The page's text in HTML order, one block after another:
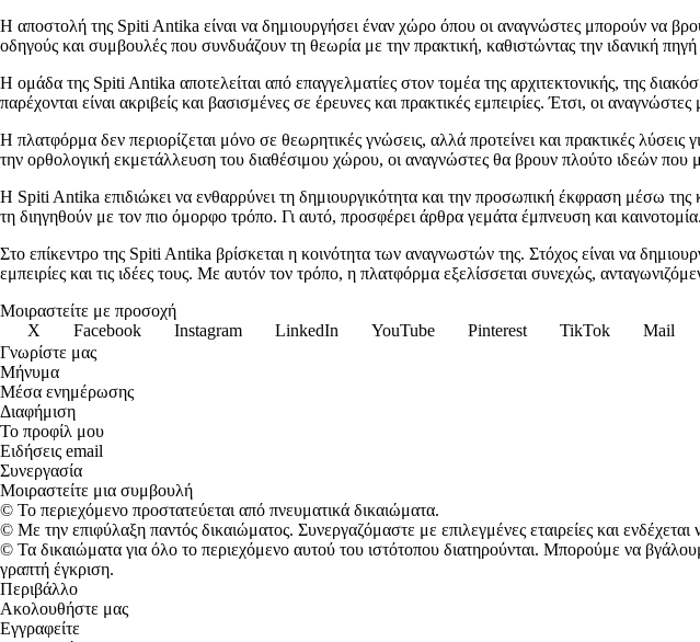
Η αποστολή της Spiti Antika είναι να δημιουργήσει έναν χώρο όπου οι αναγνώστες μπορούν να
οδηγούς και συμβουλές που συνδυάζουν τη θεωρία με την πρακτική, καθιστώντας την ιδανική
Η ομάδα της Spiti Antika αποτελείται από επαγγελματίες στον τομέα της αρχιτεκτονικής, της
παρέχονται είναι ακριβείς και βασισμένες σε έρευνες και πρακτικές εμπειρίες. Έτσι, οι
Η πλατφόρμα δεν περιορίζεται μόνο σε θεωρητικές γνώσεις, αλλά προτείνει και πρακτικές
την ορθολογική εκμετάλλευση του διαθέσιμου χώρου, οι αναγνώστες θα βρουν πλούτο ιδεών
Η Spiti Antika επιδιώκει να ενθαρρύνει τη δημιουργικότητα και την προσωπική έκφραση μέσω της
τη διηγηθούν με τον πιο όμορφο τρόπο. Γι αυτό, προσφέρει άρθρα γεμάτα έμπνευση και καινοτομία.
Στο επίκεντρο της Spiti Antika βρίσκεται η κοινότητα των αναγνωστών της. Στόχος είναι να
εμπειρίες και τις ιδέες τους. Με αυτόν τον τρόπο, η πλατφόρμα εξελίσσεται συνεχώς,
Μοιραστείτε με προσοχή
X
Facebook Instagram LinkedIn YouTube Pinterest TikTok Mail
Γνωρίστε μας
Μήνυμα
Μέσα ενημέρωσης
Διαφήμιση
Το προφίλ μου
Ειδήσεις email
Συνεργασία
Μοιραστείτε μια συμβουλή
© Το περιεχόμενο προστατεύεται από πνευματικά δικαιώματα.
© Με την επιφύλαξη παντός δικαιώματος. Συνεργαζόμαστε με επιλεγμένες εταιρείες και
© Τα δικαιώματα για όλο το περιεχόμενο αυτού του ιστότοπου διατηρούνται. Μπορούμε να
γραπτή έγκριση.
Περιβάλλο
Ακολουθήστε μας
Εγγραφείτε